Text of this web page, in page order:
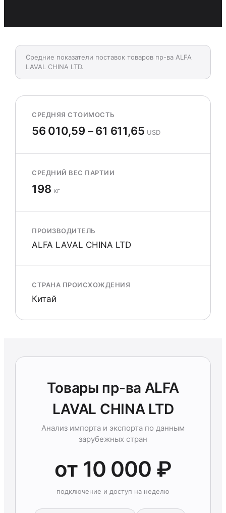
Средние показатели поставок товаров пр-ва ALFA
LAVAL CHINA LTD.
СРЕДНЯЯ СТОИМОСТЬ
56 010,59 – 61 611,65 USD
СРЕДНИЙ ВЕС ПАРТИИ
198 кг
ПРОИЗВОДИТЕЛЬ
ALFA LAVAL CHINA LTD
СТРАНА ПРОИСХОЖДЕНИЯ
Китай
Товары пр-ва ALFA
LAVAL CHINA LTD
Анализ импорта и экспорта по данным
зарубежных стран
от 10 000 ₽
подключение и доступ на неделю